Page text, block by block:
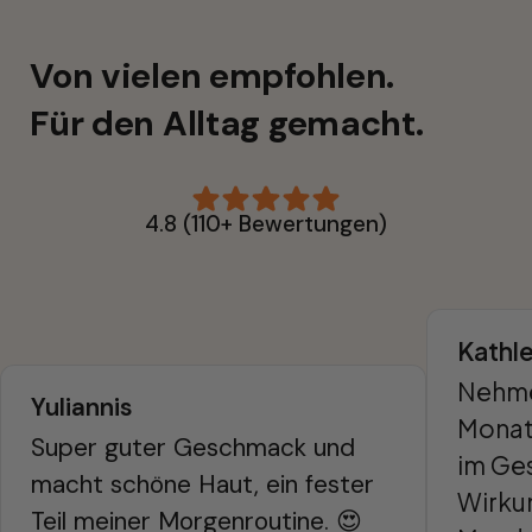
Von vielen empfohlen.
Für den Alltag gemacht.
4.8 (110+ Bewertungen)
Yuliannis
Super guter Geschmack und
macht schöne Haut, ein fester
Teil meiner Morgenroutine. 😍
im